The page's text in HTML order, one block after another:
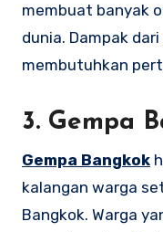
membuat banyak
dunia. Dampak
membutuhkan
3. Gempa
Gempa Bangkok
kalangan warga
Bangkok. Warga